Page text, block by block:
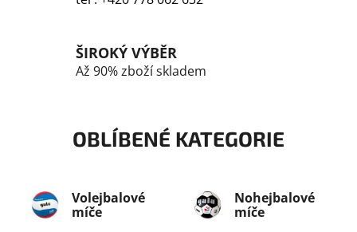
i
ŠIROKÝ VÝBĚR
Až 90% zboží skladem
OBLÍBENÉ KATEGORIE
Volejbalové
míče
Nohejbalové
míče